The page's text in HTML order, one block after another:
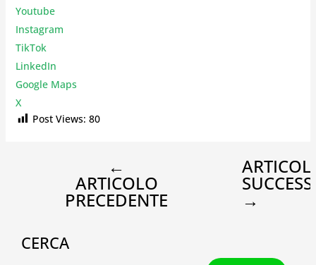
Youtube
Instagram
TikTok
LinkedIn
Google Maps
X
Post Views: 80
←
ARTICOLO
PRECEDENTE →
CERCA